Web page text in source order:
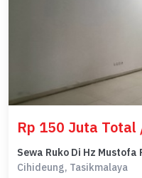
Rp 150 Juta Total
Sewa Ruko Di Hz
Cihideung, Tasikmalaya